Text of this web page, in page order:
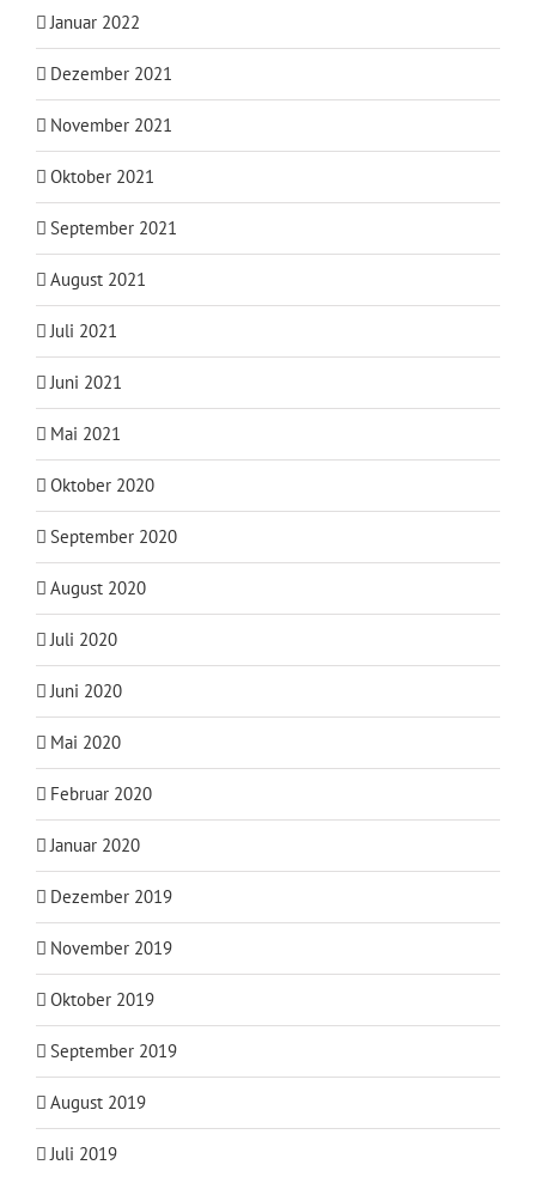
Januar 2022
Dezember 2021
November 2021
Oktober 2021
September 2021
August 2021
Juli 2021
Juni 2021
Mai 2021
Oktober 2020
September 2020
August 2020
Juli 2020
Juni 2020
Mai 2020
Februar 2020
Januar 2020
Dezember 2019
November 2019
Oktober 2019
September 2019
August 2019
Juli 2019